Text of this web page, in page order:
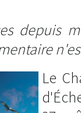
depuis
Le